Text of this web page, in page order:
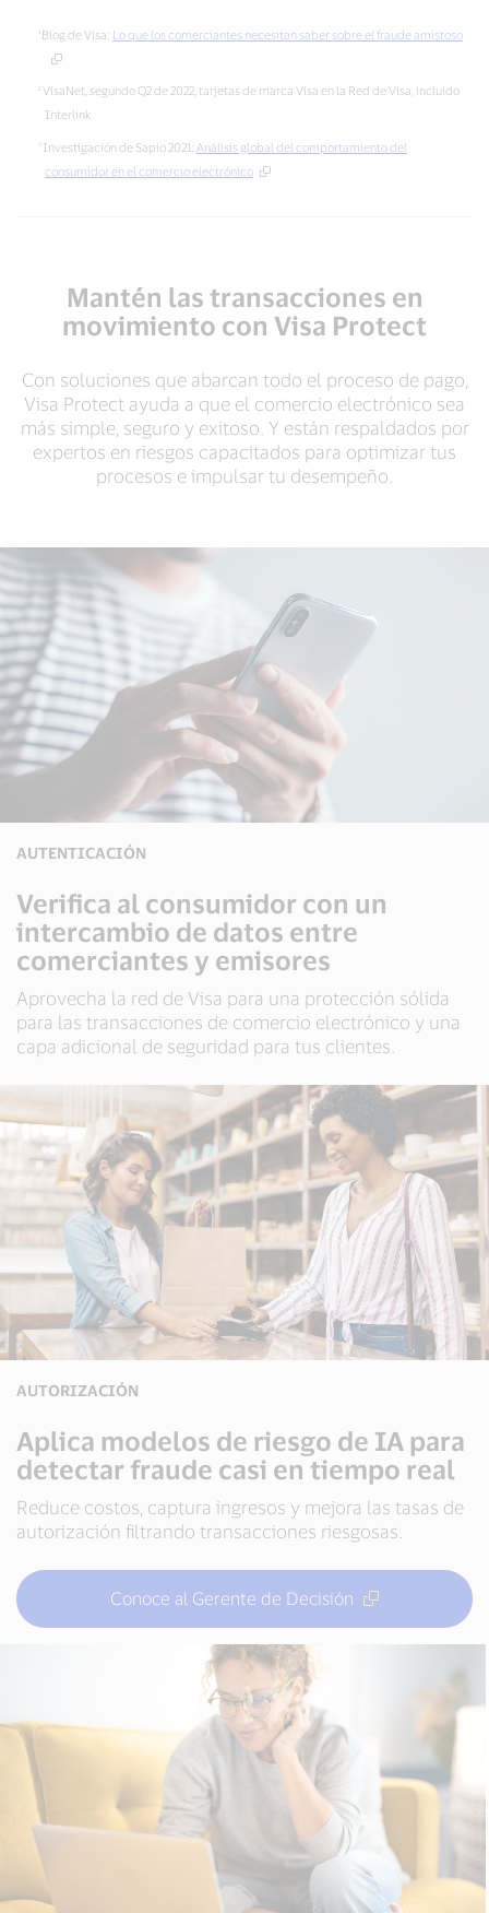
en
a
con
presencia
física
pedidos
después
una
transacción
rechazada³
Blog de Visa: Lo que los comerciantes necesitan saber sobre el fraude amistoso
VisaNet, segundo Q2 de 2022, tarjetas de marca Visa en la Red de Visa, incluido
Interlink
Investigación de Sapio 2021: Análisis global del comportamiento del
consumidor en el comercio electrónico
Mantén las transacciones en
movimiento con Visa Protect
Con soluciones que abarcan todo el proceso de pago,
Visa Protect ayuda a que el comercio electrónico sea
más simple, seguro y exitoso. Y están respaldados por
expertos en riesgos capacitados para optimizar tus
procesos e impulsar tu desempeño.
AUTENTICACIÓN
Verifica al consumidor con un
intercambio de datos entre
comerciantes y emisores
Aprovecha la red de Visa para una protección sólida
para las transacciones de comercio electrónico y una
capa adicional de seguridad para tus clientes.
AUTORIZACIÓN
Aplica modelos de riesgo de IA para
detectar fraude casi en tiempo real
Reduce costos, captura ingresos y mejora las tasas de
autorización filtrando transacciones riesgosas.
Conoce al Gerente de Decisión